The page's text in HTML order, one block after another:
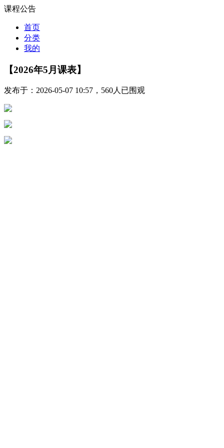
课程公告
首页
分类
我的
【2026年5月课表】
发布于：2026-05-07 10:57，560人已围观